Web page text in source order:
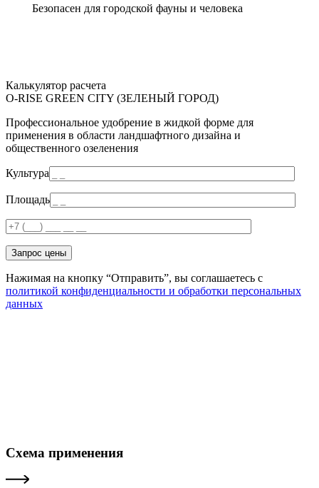
Безопасен для городской фауны и человека
Калькулятор расчета
O-RISE GREEN CITY (ЗЕЛЕНЫЙ ГОРОД)
Профессиональное удобрение в жидкой форме для
применения в области ландшафтного дизайна и
общественного озеленения
Культура
Площадь
Запрос цены
Нажимая на кнопку “Отправить”, вы соглашаетесь с
политикой конфиденциальности и обработки персональных
данных
Схема применения